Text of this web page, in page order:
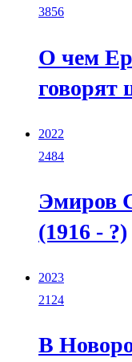
3856
О чем
говорят
2022
2484
Эмиров
(1916 - ?)
2023
2124
В